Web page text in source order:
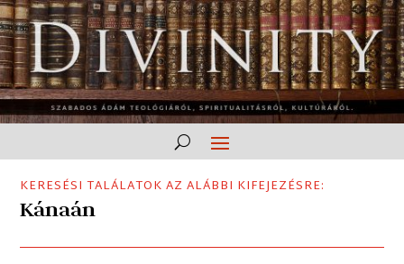
KERESÉSI TALÁLATOK AZ ALÁBBI KIFEJEZÉSRE:
Kánaán